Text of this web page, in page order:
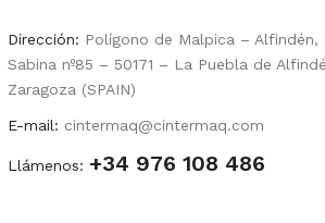
Dirección: Polígono de Malpica –
Sabina nº85 – 50171 – La Puebla de
Zaragoza (SPAIN)
E-mail: cintermaq@cintermaq.com
Llámenos: +34 976 108 486